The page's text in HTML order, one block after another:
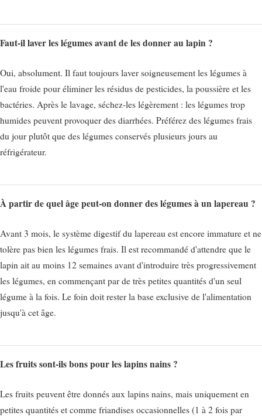
Faut-il laver les légumes avant de les donner au lapin ?
Oui, absolument. Il faut toujours laver soigneusement les légumes à
l'eau froide pour éliminer les résidus de pesticides, la poussière et les
bactéries. Après le lavage, séchez-les légèrement : les légumes trop
humides peuvent provoquer des diarrhées. Préférez des légumes frais
du jour plutôt que des légumes conservés plusieurs jours au
réfrigérateur.
À partir de quel âge peut-on donner des légumes à un lapereau ?
Avant 3 mois, le système digestif du lapereau est encore immature et ne
tolère pas bien les légumes frais. Il est recommandé d'attendre que le
lapin ait au moins 12 semaines avant d'introduire très progressivement
les légumes, en commençant par de très petites quantités d'un seul
légume à la fois. Le foin doit rester la base exclusive de l'alimentation
jusqu'à cet âge.
Les fruits sont-ils bons pour les lapins nains ?
Les fruits peuvent être donnés aux lapins nains, mais uniquement en
petites quantités et comme friandises occasionnelles (1 à 2 fois par